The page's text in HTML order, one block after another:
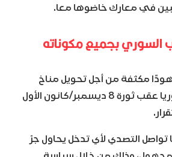
في معارك خاضوها معا.
السوري بجميع مكوناته
مكثفة من أجل تحويل مناخ
الحرية الذي نالته سوريا عقب ثورة 8 ديسمبر/كانون الأول
تواصل التصدي لأي تدخل يحاول جرّ